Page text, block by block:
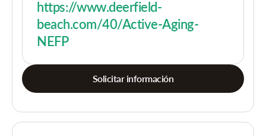
https://www.deerfield-
beach.com/40/Active-Aging-
NEFP
Solicitar información